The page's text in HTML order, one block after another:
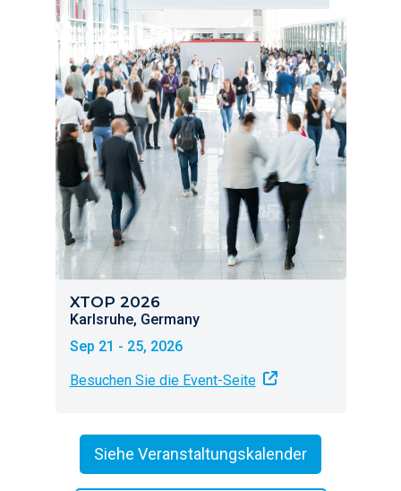
XTOP 2026
Karlsruhe, Germany
Sep 21 - 25, 2026
Besuchen Sie die Event-Seite
Siehe Veranstaltungskalender